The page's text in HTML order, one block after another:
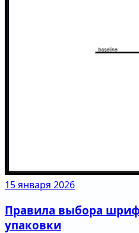
15 января 2026
Правила выбора
упаковки